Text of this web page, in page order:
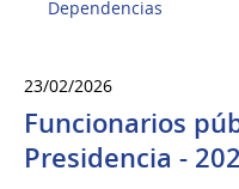
Dependencias
23/02/2026
Funcionarios
Presidencia -